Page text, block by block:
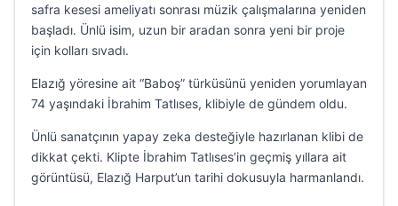
safra kesesi ameliyatı sonrası müzik çalışmalarına yeniden
başladı. Ünlü isim, uzun bir aradan sonra yeni bir proje
için kolları sıvadı.
Elazığ yöresine ait “Baboş” türküsünü yeniden yorumlayan
74 yaşındaki İbrahim Tatlıses, klibiyle de gündem oldu.
Ünlü sanatçının yapay zeka desteğiyle hazırlanan klibi de
dikkat çekti. Klipte İbrahim Tatlıses’in geçmiş yıllara ait
görüntüsü, Elazığ Harput’un tarihi dokusuyla harmanlandı.